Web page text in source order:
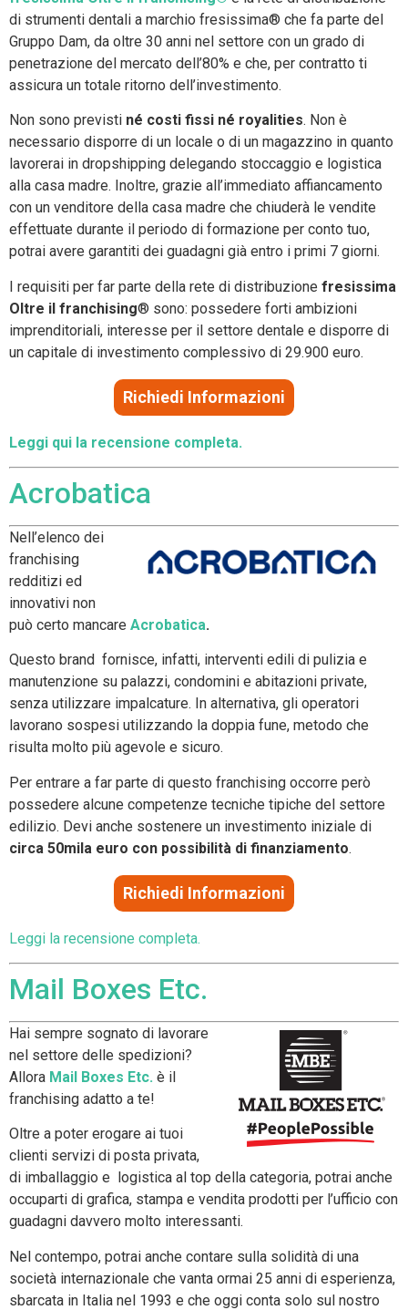
di strumenti dentali a marchio fresissima® che fa parte del
Gruppo Dam, da oltre 30 anni nel settore con un grado di
penetrazione del mercato dell’80% e che, per contratto ti
assicura un totale ritorno dell’investimento.
Non sono previsti né costi fissi né royalities. Non è
necessario disporre di un locale o di un magazzino in quanto
lavorerai in dropshipping delegando stoccaggio e logistica
alla casa madre. Inoltre, grazie all’immediato affiancamento
con un venditore della casa madre che chiuderà le vendite
effettuate durante il periodo di formazione per conto tuo,
potrai avere garantiti dei guadagni già entro i primi 7 giorni.
I requisiti per far parte della rete di distribuzione fresissima
Oltre il franchising® sono: possedere forti ambizioni
imprenditoriali, interesse per il settore dentale e disporre di
un capitale di investimento complessivo di 29.900 euro.
Richiedi Informazioni
Leggi qui la recensione completa.
Acrobatica
Nell’elenco dei
franchising
redditizi ed
innovativi non
può certo mancare Acrobatica.
Questo brand fornisce, infatti, interventi edili di pulizia e
manutenzione su palazzi, condomini e abitazioni private,
senza utilizzare impalcature. In alternativa, gli operatori
lavorano sospesi utilizzando la doppia fune, metodo che
risulta molto più agevole e sicuro.
Per entrare a far parte di questo franchising occorre però
possedere alcune competenze tecniche tipiche del settore
edilizio. Devi anche sostenere un investimento iniziale di
circa 50mila euro con possibilità di finanziamento.
Richiedi Informazioni
Leggi la recensione completa.
Mail Boxes Etc.
Hai sempre sognato di lavorare
nel settore delle spedizioni?
Allora Mail Boxes Etc. è il
franchising adatto a te!
Oltre a poter erogare ai tuoi
clienti servizi di posta privata,
di imballaggio e logistica al top della categoria, potrai anche
occuparti di grafica, stampa e vendita prodotti per l’ufficio con
guadagni davvero molto interessanti.
Nel contempo, potrai anche contare sulla solidità di una
società internazionale che vanta ormai 25 anni di esperienza,
sbarcata in Italia nel 1993 e che oggi conta solo sul nostro